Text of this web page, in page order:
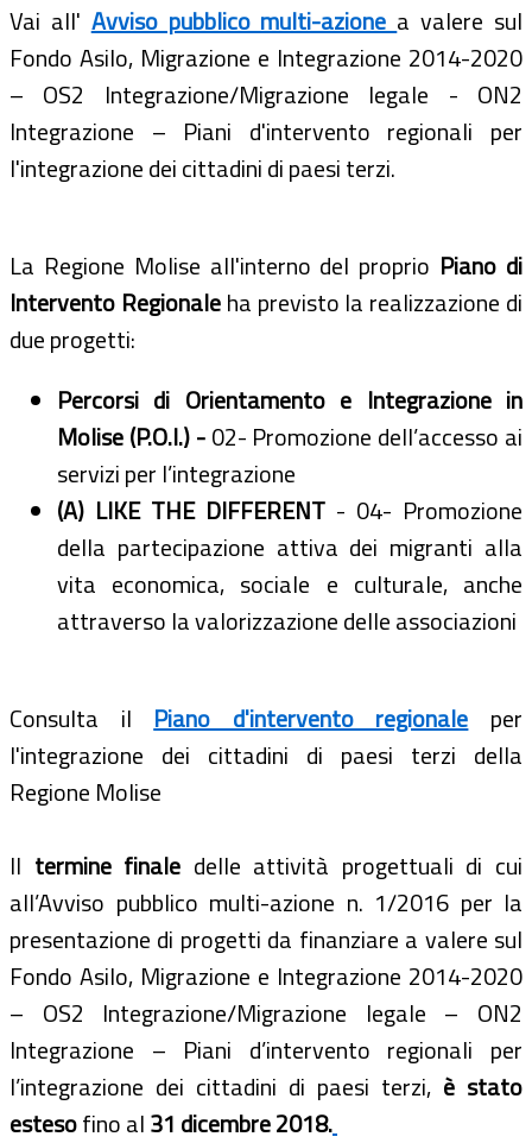
Vai all' Avviso pubblico multi-azione a valere sul
Fondo Asilo, Migrazione e Integrazione 2014-2020
– OS2 Integrazione/Migrazione legale - ON2
Integrazione – Piani d'intervento regionali per
l'integrazione dei cittadini di paesi terzi.
La Regione Molise all'interno del proprio Piano di
Intervento Regionaleha previsto la realizzazione di
due progetti:
Percorsi di Orientamento e Integrazione in
Molise (P.O.I.) -02- Promozione dell’accesso ai
servizi per l’integrazione
(A) LIKE THE DIFFERENT - 04- Promozione
della partecipazione attiva dei migranti alla
vita economica, sociale e culturale, anche
attraverso la valorizzazione delle associazioni
Consulta il Piano d'intervento regionale
per
l'integrazione dei cittadini di paesi terzi della
Regione Molise
Il termine finale delle attività progettuali di cui
all’Avviso pubblico multi-azione n. 1/2016 per la
presentazione di progetti da finanziare a valere sul
Fondo Asilo, Migrazione e Integrazione 2014-2020
– OS2 Integrazione/Migrazione legale – ON2
Integrazione – Piani d’intervento regionali per
l’integrazione dei cittadini di paesi terzi, è stato
estesofino al31 dicembre 2018.